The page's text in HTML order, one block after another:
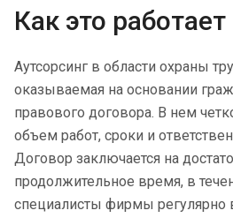
Как это работает
Аутсорсинг в области охраны
оказываемая на основании
правового договора. В нем
объем работ, сроки и
Договор заключается на
продолжительное время, в
специалисты фирмы